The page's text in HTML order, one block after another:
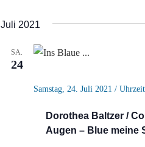
wählen.
Juli 2021
SA.
24
Dorothea Baltzer /
Augen – Blue meine
Samstag, 24. Juli 2021 /